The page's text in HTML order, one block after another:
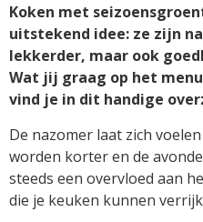
Koken met
uitstekend idee: ze zijn
lekkerder, maar ook
Wat jij graag op het
vind je in dit handige
De nazomer laat zich
worden korter en de
steeds een overvloed aan
die je keuken kunnen